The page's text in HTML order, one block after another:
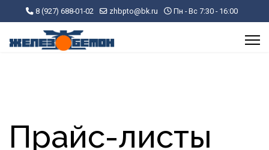
8 (927) 688-01-02 zhbpto@bk.ru Пн - Вс 7:30 - 16:00
Прайс-листы